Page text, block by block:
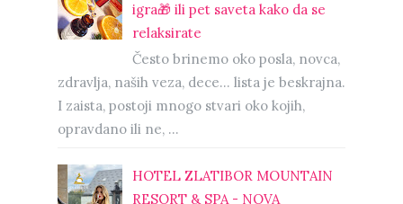
igra🎁 ili pet saveta kako da se
relaksirate
Često brinemo oko posla, novca,
zdravlja, naših veza, dece… lista je beskrajna.
I zaista, postoji mnogo stvari oko kojih,
opravdano ili ne, ...
HOTEL ZLATIBOR MOUNTAIN
RESORT & SPA - NOVA